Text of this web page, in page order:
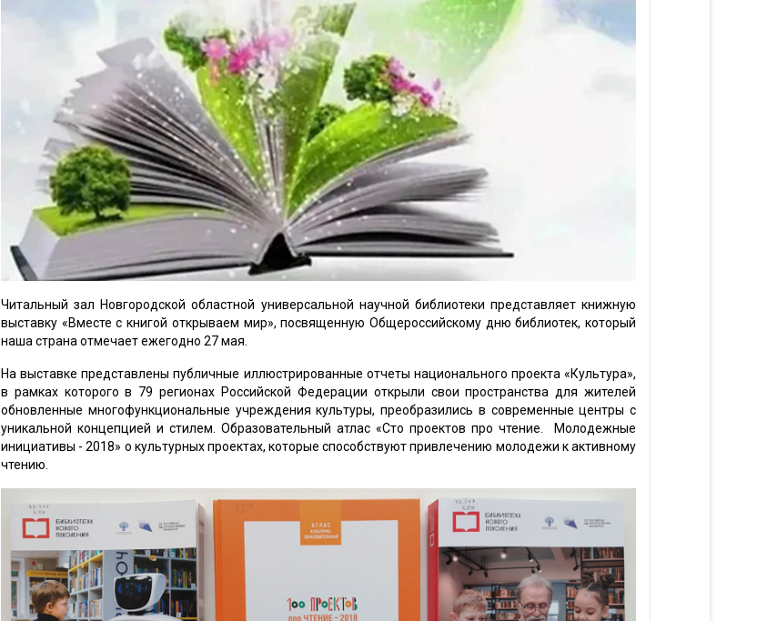
Читальный зал Новгородской областной универсальной научной библиотеки представляет книжную
выставку «Вместе с книгой открываем мир», посвященную Общероссийскому дню библиотек, который
наша страна отмечает ежегодно 27 мая.
На выставке представлены публичные иллюстрированные отчеты национального проекта «Культура»,
в рамках которого в 79 регионах Российской Федерации открыли свои пространства для жителей
обновленные многофункциональные учреждения культуры, преобразились в современные центры с
уникальной концепцией и стилем. Образовательный атлас «Сто проектов про чтение. Молодежные
инициативы - 2018» о культурных проектах, которые способствуют привлечению молодежи к активному
чтению.